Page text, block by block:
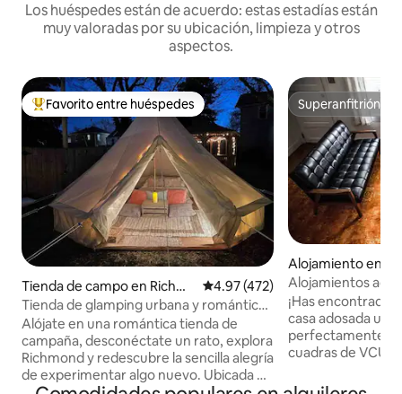
Los huéspedes están de acuerdo: estas estadías están
muy valoradas por su ubicación, limpieza y otros
aspectos.
Favorito entre huéspedes preferido
Favorito entre huéspedes
Tienda de campo en Richm
ond
Calificación promedio: 4.97 de
4.97 (472)
Tienda de glamping urbana y romántica
con aire acondicionado y jacuzzi
Alójate en una romántica tienda de
campaña, desconéctate un rato, explora
Richmond y redescubre la sencilla alegría
de experimentar algo nuevo. Ubicada en
Superanfitrión
Superanfitrión
Alojamiento en
Alojamientos
¡Has encontrado
casa adosada
perfectamente
cuadras de VCU,
También está a